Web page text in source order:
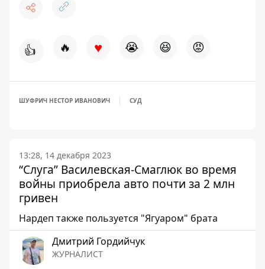
👍 🔥 ♥ 😭 😆 😡
ШУФРИЧ НЕСТОР ИВАНОВИЧ СУД
13:28, 14 декабря 2023
“Слуга” Василевская-Смаглюк во время
войны приобрела авто почти за 2 млн
гривен
Нардеп также пользуется "Ягуаром" брата
Дмитрий Гордийчук
ЖУРНАЛИСТ